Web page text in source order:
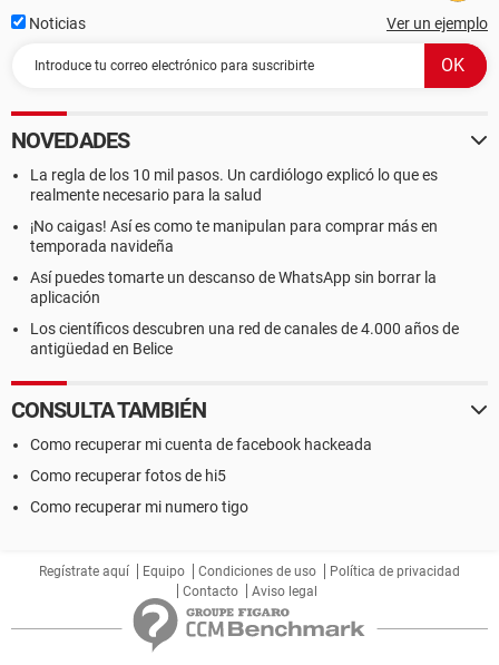
Noticias Ver un ejemplo
NOVEDADES
La regla de los 10 mil pasos. Un cardiólogo explicó lo que es
realmente necesario para la salud
¡No caigas! Así es como te manipulan para comprar más en
temporada navideña
Así puedes tomarte un descanso de WhatsApp sin borrar la
aplicación
Los científicos descubren una red de canales de 4.000 años de
antigüedad en Belice
CONSULTA TAMBIÉN
Como recuperar mi cuenta de facebook hackeada
Como recuperar fotos de hi5
Como recuperar mi numero tigo
Regístrate aquí Equipo Condiciones de uso
Política de privacidad
Contacto
Aviso legal